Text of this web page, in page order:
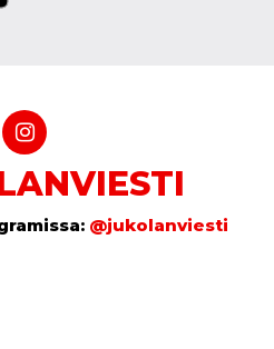
@jukolanviesti